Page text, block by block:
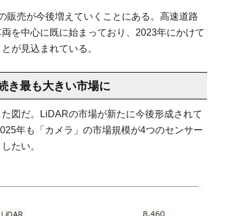
販売が今後増えていくことにある。高速道路
を中心に既に始まっており、2023年にかけて
が見込まれている。
き最も大きい市場に
図だ。LiDARの市場が新たに今後形成されて
年も「カメラ」の市場規模が4つのセンサー
たい。